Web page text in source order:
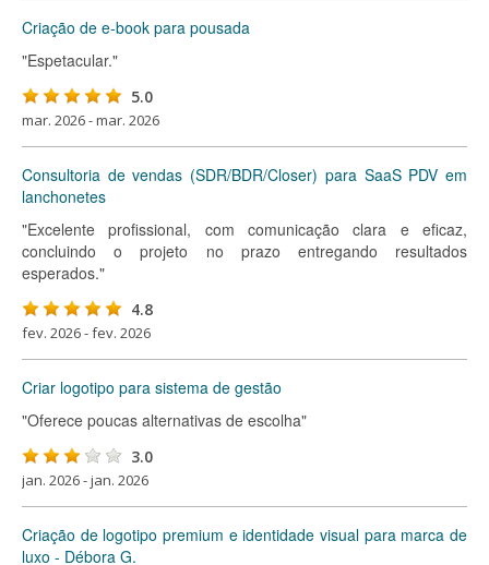
Criação de e-book para pousada
"Espetacular."
5.0
mar. 2026 - mar. 2026
Consultoria de vendas (SDR/BDR/Closer) para SaaS PDV em
lanchonetes
"Excelente profissional, com comunicação clara e eficaz,
concluindo o projeto no prazo entregando resultados
esperados."
4.8
fev. 2026 - fev. 2026
Criar logotipo para sistema de gestão
"Oferece poucas alternativas de escolha"
3.0
jan. 2026 - jan. 2026
Criação de logotipo premium e identidade visual para marca de
luxo - Débora G.